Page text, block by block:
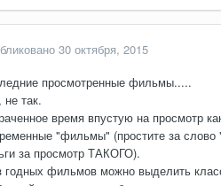
30 октября, 2015
просмотренные фильмы.....
не так.
время впустую на просмотр
"фильмы" (простите за слово
за просмотр ТАКОГО).
годных фильмов можно выделить